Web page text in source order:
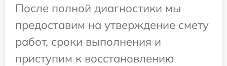
После полной диагностики мы
предоставим на утверждение смету
работ, сроки выполнения и
приступим к восстановлению